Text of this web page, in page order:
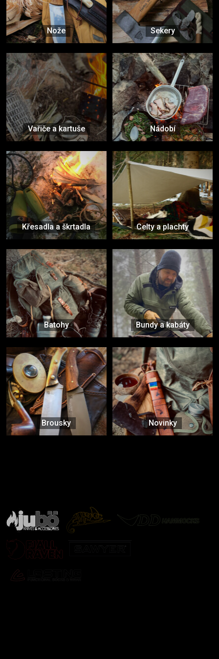
Nože Sekery
Vařiče a kartuše Nádobí
Křesadla a škrtadla Celty a plachty
Batohy Bundy a kabáty
Brousky Novinky